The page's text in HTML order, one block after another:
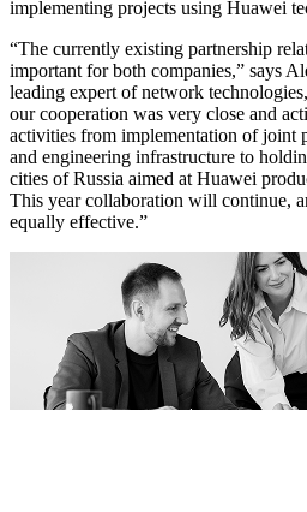
implementing projects using Huawei
“The currently existing partnership
important for both companies,” says
leading expert of network
our cooperation was very close and
activities from implementation of joint
and engineering infrastructure to
cities of Russia aimed at Huawei
This year collaboration will continue,
equally effective.”